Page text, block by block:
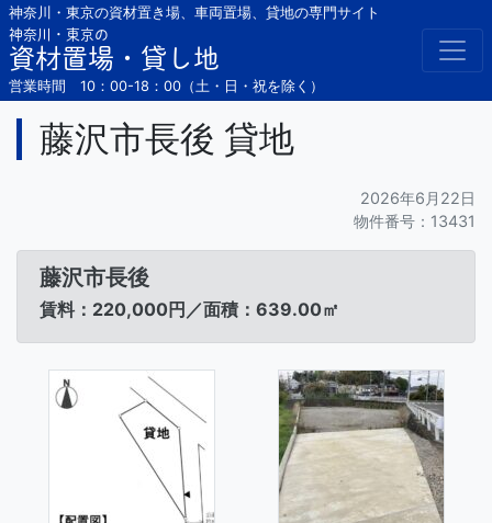
Skip
to
content
神奈川・東京の資材置き場、車両置場、貸地の専門サイト
神奈川・東京の
資材置場・貸し地
営業時間 10：00-18：00（土・日・祝を除く）
藤沢市長後 貸地
2026年6月22日
物件番号：13431
藤沢市長後
賃料：220,000円／面積：639.00㎡